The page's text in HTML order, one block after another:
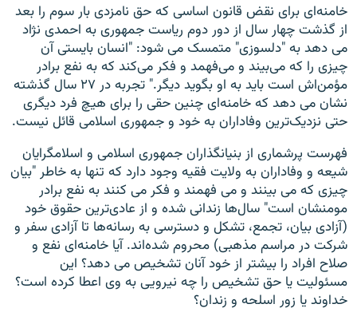
خامنه‌ای برای نقض قانون اساسی که حق نامزدی بار سوم را بعد
از گذشت چهار سال از دور دوم ریاست جمهوری به احمدی نژاد
می دهد به "دلسوزی" متمسک می شود: "انسان بایستی آن
چیزی را که می‌‌بیند و می‌‌فهمد و فکر می‌کند که به نفع برادر
مؤمن‌اش است باید به او بگوید دیگر." تجربه در ۲۷ سال گذشته
نشان می دهد که خامنه‌ای چنین حقی را برای هیچ فرد دیگری
حتی نزدیک‌ترین وفاداران به خود و جمهوری اسلامی قائل نیست.
فهرست پرشماری از بنیانگذاران جمهوری اسلامی و اسلامگرایان
شیعه و وفاداران به ولایت فقیه وجود دارد که تنها به خاطر "بیان
چیزی که می بینند و می فهمند و فکر می کنند به نفع برادر
مومنشان است" سال‌ها زندانی شده‌ و از عادی‌ترین حقوق خود
(آزادی بیان، تجمع، تشکل و دسترسی به رسانه‌ها تا آزادی سفر و
شرکت در مراسم مذهبی) محروم شده‌اند. آیا خامنه‌ای نفع و
صلاح افراد را بیشتر از خود آنان تشخیص می دهد؟ این
مسئولیت یا حق تشخیص را چه نیرویی به وی اعطا کرده است؟
خداوند یا زور اسلحه و زندان؟